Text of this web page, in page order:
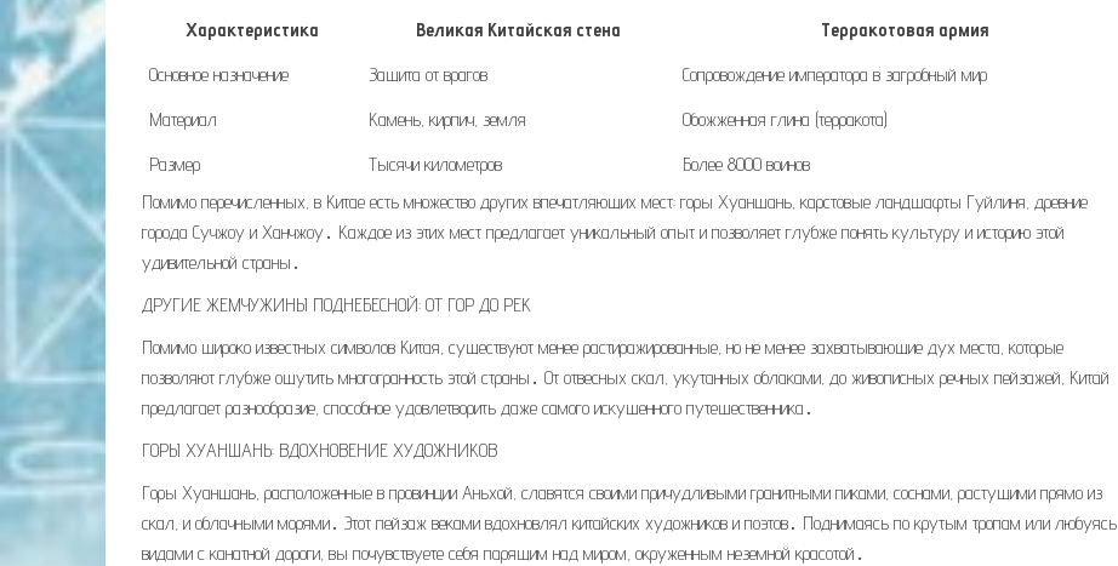
Характеристика Великая Китайская стена
Терракотовая армия
Основное назначение
Защита от врагов
Сопровождение императора в загробный мир
Материал
Камень, кирпич, земля
Обожженная глина (терракота)
Размер
Тысячи километров
Более 8000 воинов
Помимо перечисленных, в Китае есть множество других впечатляющих мест: горы Хуаншань, карстовые ландшафты Гуйлиня, древние
города Сучжоу и Ханчжоу․ Каждое из этих мест предлагает уникальный опыт и позволяет глубже понять культуру и историю этой
удивительной страны․
ДРУГИЕ ЖЕМЧУЖИНЫ ПОДНЕБЕСНОЙ: ОТ ГОР ДО РЕК
Помимо широко известных символов Китая, существуют менее растиражированные, но не менее захватывающие дух места, которые
позволяют глубже ощутить многогранность этой страны․ От отвесных скал, укутанных облаками, до живописных речных пейзажей, Китай
предлагает разнообразие, способное удовлетворить даже самого искушенного путешественника․
ГОРЫ ХУАНШАНЬ: ВДОХНОВЕНИЕ ХУДОЖНИКОВ
Горы Хуаншань, расположенные в провинции Аньхой, славятся своими причудливыми гранитными пиками, соснами, растущими прямо из
скал, и облачными морями․ Этот пейзаж веками вдохновлял китайских художников и поэтов․ Поднимаясь по крутым тропам или любуясь
видами с канатной дороги, вы почувствуете себя парящим над миром, окруженным неземной красотой․